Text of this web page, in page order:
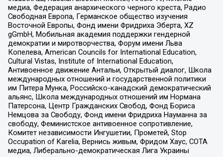
медиа, Федерация анархического черного креста, Радио
Свободная Европа, Германское общество изучения
Восточной Европы, Фонд имени Фридриха Эберта, XZ
gGmbH, Мобильная академия поддержки гендерной
демократии и миротворчества, Форум имени Льва
Копелева, American Councils for International Education,
Cultural Vistas, Institute of International Education,
Антивоенное движение Антальи, Открытый диалог, Школа
международных отношений и государственной политики
им Питера Мунка, Российско-канадский демократический
альянс, Школа международных отношений им Нормана
Патерсона, Центр Гражданских Свобод, Фонд Бориса
Немцова за Свободу, Фонд имени Фридриха Науманна за
свободу, Феминистское антивоенное сопротивление,
Комитет независимости Ингушетии, Прометей, Stop
Occupation of Karelia, Вернись живым, Фридом Хаус, СОТА
медиа, Либерально-демократическая Лига Украины